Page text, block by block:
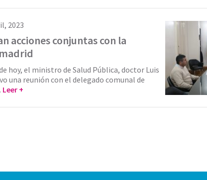
2023
acciones conjuntas con la
hoy, el ministro de Salud Pública, doctor Luis
una reunión con el delegado comunal de
Leer +